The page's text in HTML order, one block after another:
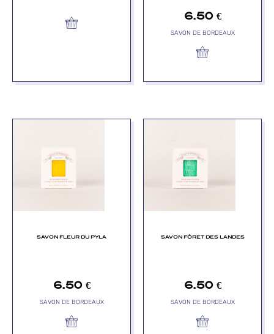
6.50 €
SAVON DE BORDEAUX
SAVON FLEUR DU PYLA
6.50 €
SAVON DE BORDEAUX
SAVON FÔRET DES LANDES
6.50 €
SAVON DE BORDEAUX